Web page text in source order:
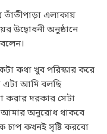
তাঁতীপাড়া এলাকায়
উদ্বোধনী অনুষ্ঠানে
কথা খুব পরিস্কার করে
এটা আমি বলছি
করার দরকার সেটা
আমার অনুরোধ থাকবে
কখনই সৃষ্টি করবো